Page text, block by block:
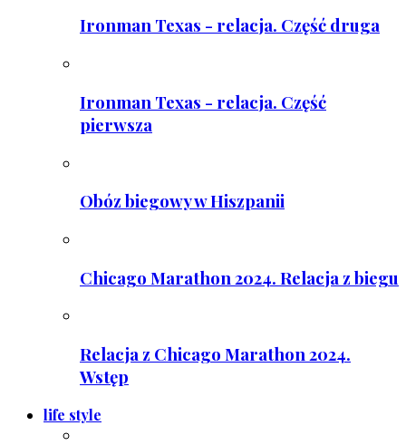
Ironman Texas - relacja. Część druga
Ironman Texas - relacja. Część
pierwsza
Obóz biegowy w Hiszpanii
Chicago Marathon 2024. Relacja z biegu
Relacja z Chicago Marathon 2024.
Wstęp
life style